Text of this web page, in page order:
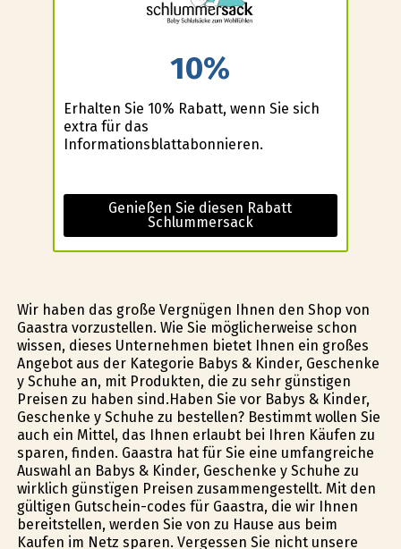
10%
Erhalten Sie 10% Rabatt, wenn Sie sich
extra für das
Informationsblattabonnieren.
Genießen Sie diesen Rabatt
Schlummersack
Wir haben das große Vergnügen Ihnen den Shop von
Gaastra vorzustellen. Wie Sie möglicherweise schon
wissen, dieses Unternehmen bietet Ihnen ein großes
Angebot aus der Kategorie Babys & Kinder, Geschenke
y Schuhe an, mit Produkten, die zu sehr günstigen
Preisen zu haben sind.Haben Sie vor Babys & Kinder,
Geschenke y Schuhe zu bestellen? Bestimmt wollen Sie
auch ein Mittel, das Ihnen erlaubt bei Ihren Käufen zu
sparen, finden. Gaastra hat für Sie eine umfangreiche
Auswahl an Babys & Kinder, Geschenke y Schuhe zu
wirklich günstïgen Preisen zusammengestellt. Mit den
gültigen Gutschein-codes für Gaastra, die wir Ihnen
bereitstellen, werden Sie von zu Hause aus beim
Kaufen im Netz sparen. Vergessen Sie nicht unsere